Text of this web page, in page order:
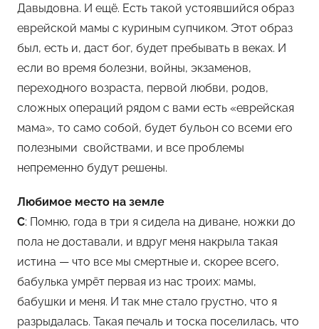
Давыдовна. И ещё. Есть такой устоявшийся образ
еврейской мамы с куриным супчиком. Этот образ
был, есть и, даст бог, будет пребывать в веках. И
если во время болезни, войны, экзаменов,
переходного возраста, первой любви, родов,
сложных операций рядом с вами есть «еврейская
мама», то само собой, будет бульон со всеми его
полезными свойствами, и все проблемы
непременно будут решены.
Любимое место на земле
С: Помню, года в три я сидела на диване, ножки до
пола не доставали, и вдруг меня накрыла такая
истина — что все мы смертные и, скорее всего,
бабулька умрёт первая из нас троих: мамы,
бабушки и меня. И так мне стало грустно, что я
разрыдалась. Такая печаль и тоска поселилась, что